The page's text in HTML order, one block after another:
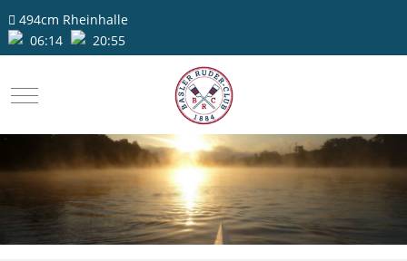
494cm Rheinhalle
06:14
20:55
Mobile Menu Toggle